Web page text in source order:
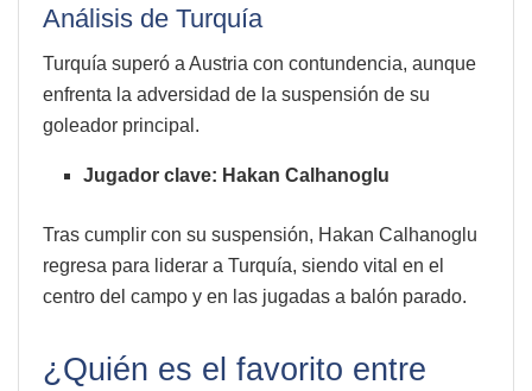
Análisis de Turquía
Turquía superó a Austria con contundencia, aunque
enfrenta la adversidad de la suspensión de su
goleador principal.
Jugador clave: Hakan Calhanoglu
Tras cumplir con su suspensión, Hakan Calhanoglu
regresa para liderar a Turquía, siendo vital en el
centro del campo y en las jugadas a balón parado.
¿Quién es el favorito entre